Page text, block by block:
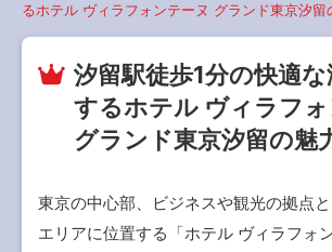
るホテル ヴィラフォンテーヌ グランド東京汐留
汐留駅徒歩1分の快適
するホテル ヴィラフ
グランド東京汐留の魅
東京の中心部、ビジネスや観光の拠点
エリアに位置する「ホテル ヴィラフォ